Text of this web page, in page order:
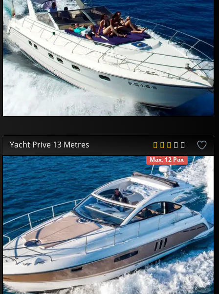
€65000
Yacht Prive 13 Metres
Max. 12 Pax
€45000
DISPONIBLE